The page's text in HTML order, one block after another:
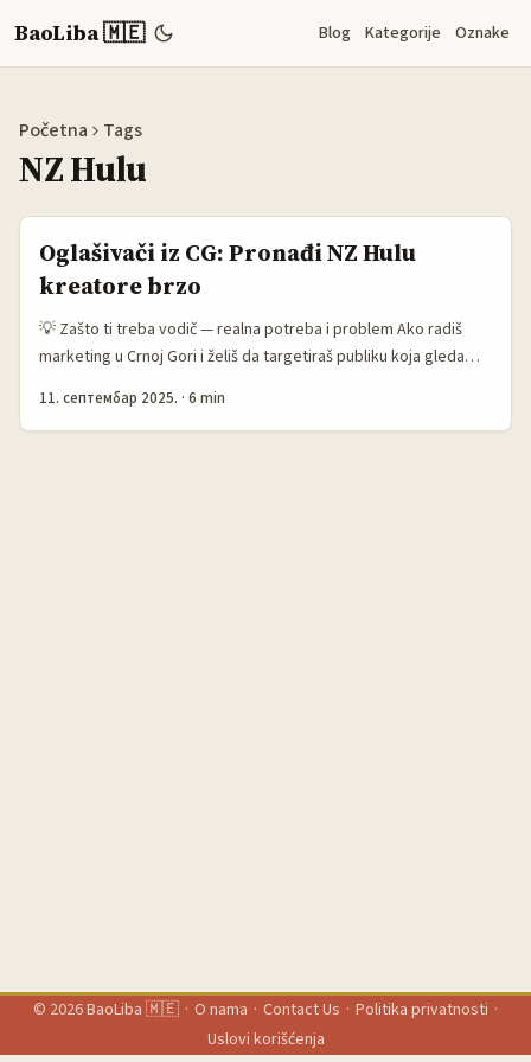
BaoLiba 🇲🇪 Blog Kategorije Oznake
Početna Tags
NZ Hulu
Oglašivači iz CG: Pronađi NZ Hulu
kreatore brzo
💡 Zašto ti treba vodič — realna potreba i problem Ako radiš
marketing u Crnoj Gori i želiš da targetiraš publiku koja gleda
Hulu‑sadržaj — ili samo želiš kreatore koji prave video recenzije
i reakcije vezane za Hulu naslove — nije dovoljno samo “search”
11. септембар 2025. · 6 min
© 2026BaoLiba 🇲🇪 · O nama · Contact Us · Politika privatnosti ·
Uslovi korišćenja